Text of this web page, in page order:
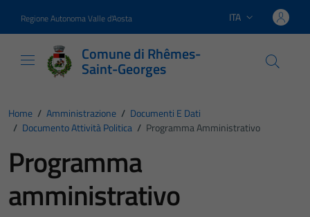
Regione Autonoma Valle d'Aosta Lingua attiva:
ITA
Comune di Rhêmes-
Saint-Georges
Home / Amministrazione / Documenti E Dati
/ Documento Attività Politica / Programma Amministrativo
Programma
amministrativo